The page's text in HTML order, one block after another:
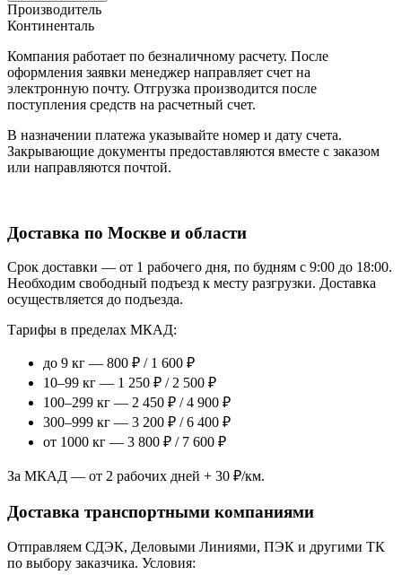
Производитель
Континенталь
Компания работает по безналичному расчету. После
оформления заявки менеджер направляет счет на
электронную почту. Отгрузка производится после
поступления средств на расчетный счет.
В назначении платежа указывайте номер и дату счета.
Закрывающие документы предоставляются вместе с заказом
или направляются почтой.
Доставка по Москве и области
Срок доставки — от 1 рабочего дня, по будням с 9:00 до 18:00.
Необходим свободный подъезд к месту разгрузки. Доставка
осуществляется до подъезда.
Тарифы в пределах МКАД:
до 9 кг — 800 ₽ / 1 600 ₽
10–99 кг — 1 250 ₽ / 2 500 ₽
100–299 кг — 2 450 ₽ / 4 900 ₽
300–999 кг — 3 200 ₽ / 6 400 ₽
от 1000 кг — 3 800 ₽ / 7 600 ₽
За МКАД — от 2 рабочих дней + 30 ₽/км.
Доставка транспортными компаниями
Отправляем СДЭК, Деловыми Линиями, ПЭК и другими ТК
по выбору заказчика. Условия: